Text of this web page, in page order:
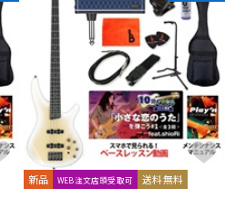
新品 WEB注文店頭受取可 送料無料